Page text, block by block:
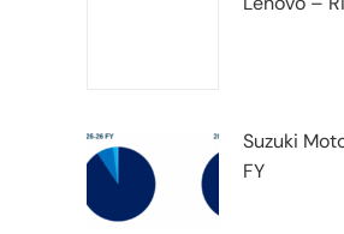
Suzuki
FY